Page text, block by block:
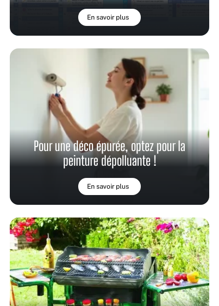
En savoir plus
Pour une déco épurée, optez pour la
peinture dépolluante !
En savoir plus